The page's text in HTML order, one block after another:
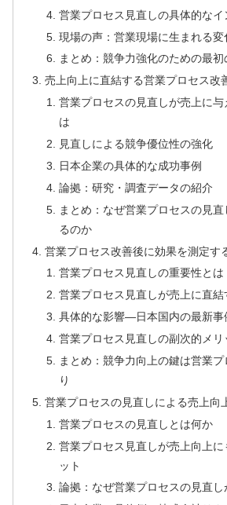
営業プロセス見直しの具体的なイ
現場の声：営業現場に生まれる変
まとめ：競争力強化のための最初
売上向上に直結する営業プロセス改
営業プロセスの見直しが売上に与
は
見直しによる競争優位性の強化
日本企業の具体的な成功事例
論拠：研究・調査データの紹介
まとめ：なぜ営業プロセスの見
るのか
営業プロセス改善後に効果を測定す
営業プロセス見直しの重要性とは
営業プロセス見直しが売上に直結
具体的な影響―日本国内の最新事
営業プロセス見直しの副次的メリ
まとめ：競争力向上の鍵は営業
り
営業プロセスの見直しによる売上向
営業プロセスの見直しとは何か
営業プロセス見直しが売上向上に
ット
論拠：なぜ営業プロセスの見直し